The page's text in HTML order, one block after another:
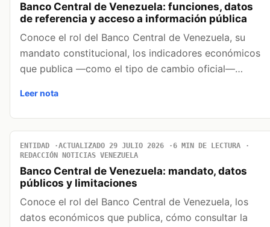
Banco Central de Venezuela: funciones, datos
de referencia y acceso a información pública
Conoce el rol del Banco Central de Venezuela, su
mandato constitucional, los indicadores económicos
que publica —como el tipo de cambio oficial—…
Leer nota
ENTIDAD ACTUALIZADO 29 JULIO 2026
6 MIN DE LECTURA
REDACCIÓN NOTICIAS VENEZUELA
Banco Central de Venezuela: mandato, datos
públicos y limitaciones
Conoce el rol del Banco Central de Venezuela, los
datos económicos que publica, cómo consultar la